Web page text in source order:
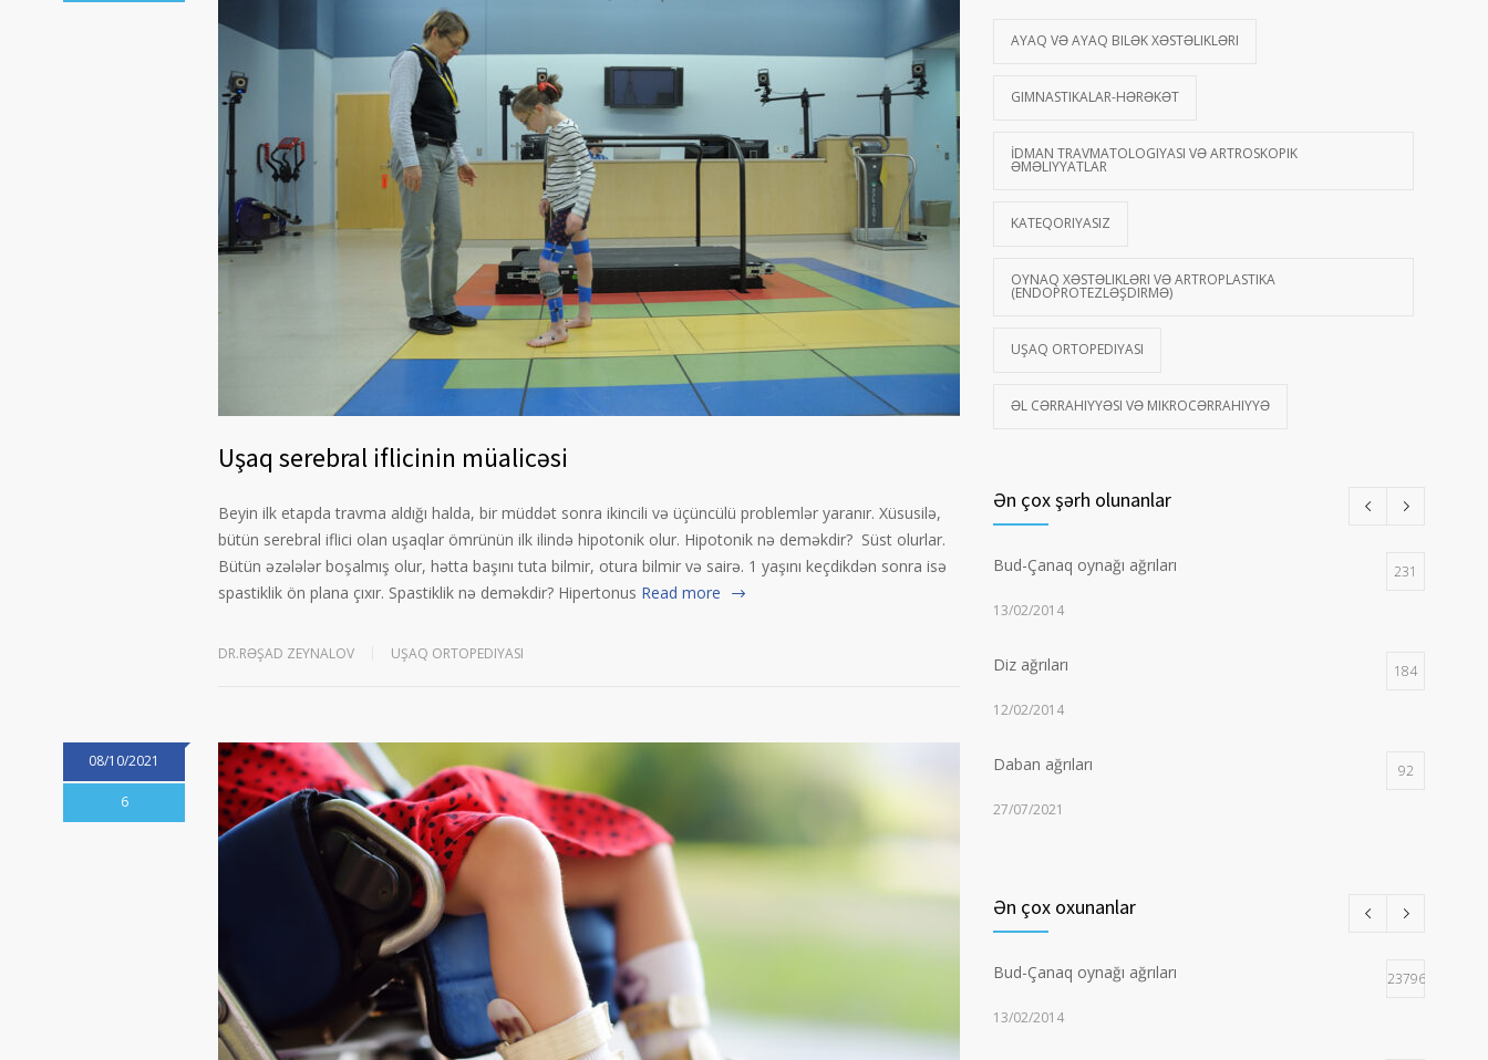
Uşaq serebral iflicinin müalicəsi
Beyin ilk etapda travma aldığı halda, bir müddət sonra ikincili və üçüncülü problemlər yaranır. Xüsusilə,
bütün serebral iflici olan uşaqlar ömrünün ilk ilində hipotonik olur. Hipotonik nə deməkdir? Süst olurlar.
Bütün əzələlər boşalmış olur, hətta başını tuta bilmir, otura bilmir və sairə. 1 yaşını keçdikdən sonra isə
spastiklik ön plana çıxır. Spastiklik nə deməkdir? Hipertonus Read more
DR.RƏŞAD ZEYNALOV UŞAQ ORTOPEDIYASI
08/10/2021
6
AYAQ VƏ AYAQ BILƏK XƏSTƏLIKLƏRI
GIMNASTIKALAR-HƏRƏKƏT
İDMAN TRAVMATOLOGIYASI VƏ ARTROSKOPIK
ƏMƏLIYYATLAR
KATEQORIYASIZ
OYNAQ XƏSTƏLIKLƏRI VƏ ARTROPLASTIKA
(ENDOPROTEZLƏŞDIRMƏ)
UŞAQ ORTOPEDIYASI
ƏL CƏRRAHIYYƏSI VƏ MIKROCƏRRAHIYYƏ
Ən çox şərh olunanlar
Bud-Çanaq oynağı ağrıları 231
13/02/2014
Diz ağrıları 184
12/02/2014
Daban ağrıları 92
27/07/2021
15/03/2014
Tətik Barmaq (Şıqqıldayan Barmaq) 55
15/04/2016
Ən çox oxunanlar
Bud-Çanaq oynağı ağrıları 237969
13/02/2014